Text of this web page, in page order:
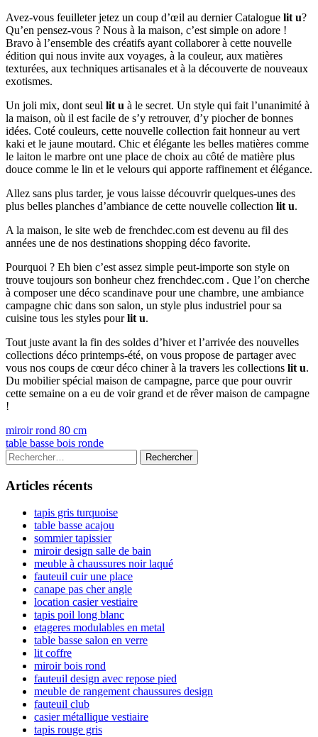
Avez-vous feuilleter jetez un coup d’œil au dernier Catalogue lit u?
Qu’en pensez-vous ? Nous à la maison, c’est simple on adore !
Bravo à l’ensemble des créatifs ayant collaborer à cette nouvelle
édition qui nous invite aux voyages, à la couleur, aux matières
texturées, aux techniques artisanales et à la découverte de nouveaux
exotismes.
Un joli mix, dont seul lit u à le secret. Un style qui fait l’unanimité à
la maison, où il est facile de s’y retrouver, d’y piocher de bonnes
idées. Coté couleurs, cette nouvelle collection fait honneur au vert
kaki et le jaune moutard. Chic et élégante les belles matières comme
le laiton le marbre ont une place de choix au côté de matière plus
douce comme le lin et le velours qui apporte raffinement et élégance.
Allez sans plus tarder, je vous laisse découvrir quelques-unes des
plus belles planches d’ambiance de cette nouvelle collection lit u.
A la maison, le site web de frenchdec.com est devenu au fil des
années une de nos destinations shopping déco favorite.
Pourquoi ? Eh bien c’est assez simple peut-importe son style on
trouve toujours son bonheur chez frenchdec.com . Que l’on cherche
à composer une déco scandinave pour une chambre, une ambiance
campagne chic dans son salon, un style plus industriel pour sa
cuisine tous les styles pourlit u.
Tout juste avant la fin des soldes d’hiver et l’arrivée des nouvelles
collections déco printemps-été, on vous propose de partager avec
vous nos coups de cœur déco chiner à la travers les collections lit u.
Du mobilier spécial maison de campagne, parce que pour ouvrir
cette semaine on a eu de voir grand et de rêver maison de campagne
!
Navigation
de
l’article
Previous
article:
miroir rond 80 cm
Next
article:
table basse bois ronde
Colonne
latérale
principale
Rechercher :
Articles récents
tapis gris turquoise
table basse acajou
sommier tapissier
miroir design salle de bain
meuble à chaussures noir laqué
fauteuil cuir une place
canape pas cher angle
location casier vestiaire
tapis poil long blanc
etageres modulables en metal
table basse salon en verre
lit coffre
miroir bois rond
fauteuil design avec repose pied
meuble de rangement chaussures design
fauteuil club
casier métallique vestiaire
tapis rouge gris